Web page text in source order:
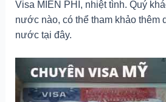
Visa MIỄN PHÍ, nhiệt tình. Quý
nước nào, có thể tham khảo thêm
nước tại đây.